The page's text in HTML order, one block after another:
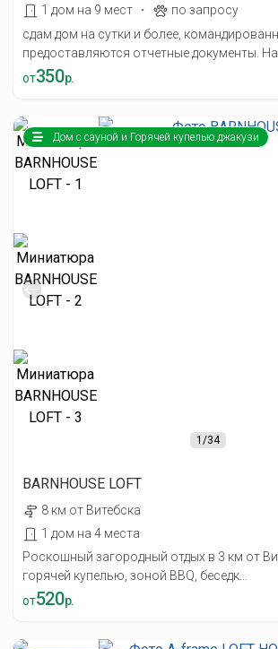
1 дом на 9 мест ·
по запросу
сдам дом на сутки и более,
предоставляются отчетные документы. На
от350р.
1/34
Дом с сауной и Горячей купелью джакузи
BARNHOUSE LOFT
8 км от Витебска
1 дом на 4 места
Роскошный загородный отдых в 3 км от
горячей купелью, зоной BBQ, беседк...
от520р.